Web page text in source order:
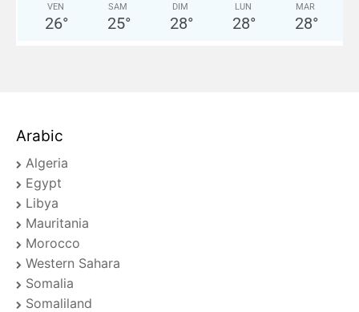
VEN
26°
SAM
25°
DIM
28°
LUN
28°
MAR
28°
Arabic
Algeria
Egypt
Libya
Mauritania
Morocco
Western Sahara
Somalia
Somaliland